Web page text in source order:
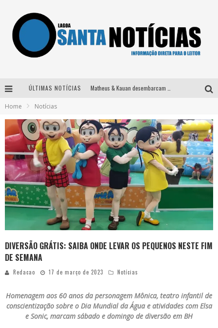
ÚLTIMAS NOTÍCIAS
Selo Moda Music confirma Bel Costa no palco Talentos da Terra do Pedro Leopoldo Rodeio Show
Após sair da KondZilla, DJ Danny Albuquerque inicia nova fase
Home Notícias
DIVERSÃO GRÁTIS: SAIBA ONDE LEVAR OS PEQUENOS NESTE FIM
DE SEMANA
Redacao 17 de março de 2023 Notícias
Homenagem aos 60 anos da personagem Mônica, teatro infantil de
conscientização sobre o Dia Mundial da Água e atividades com Elsa
e Sonic, marcam sábado e domingo de diversão em BH